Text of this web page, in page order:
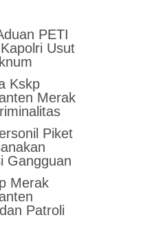
PETI
Usut
Kskp
Merak
Piket
Gangguan
Merak
Patroli